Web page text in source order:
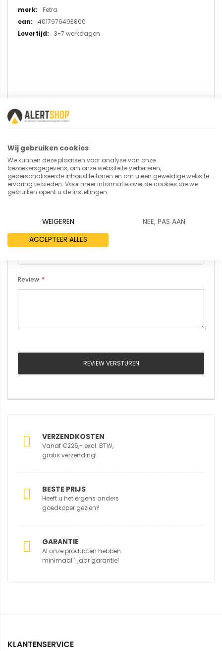
informatieFetra
4017976493800
3-7 werkdagen
ESD-Eurobakkenwagen 9380 - open
frame
Uw naam
Samenvatting
Review
REVIEW VERSTUREN
VERZENDKOSTEN
Vanaf €225,- excl. BTW,
gratis verzending!
BESTE PRIJS
Heeft u het ergens anders
goedkoper gezien?
GARANTIE
Al onze producten hebben
minimaal 1 jaar garantie!
KLANTENSERVICE
Wij gebruiken cookies
We kunnen deze plaatsen voor analyse van onze
bezoekersgegevens, om onze website te verbeteren,
gepersonaliseerde inhoud te tonen en om u een geweldige website-
ervaring te bieden. Voor meer informatie over de cookies die we
gebruiken opent u de instellingen.
WEIGEREN
NEE, PAS AAN
ACCEPTEER ALLES